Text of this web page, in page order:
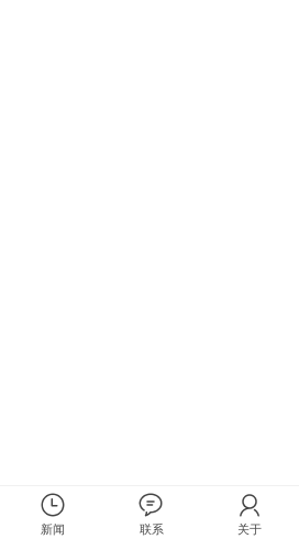
新闻 联系 关于